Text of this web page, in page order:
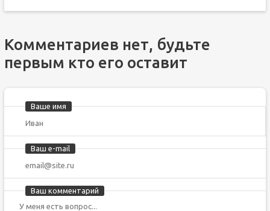
Комментариев нет, будьте
первым кто его оставит
Ваше имя
Ваш e-mail
Ваш комментарий